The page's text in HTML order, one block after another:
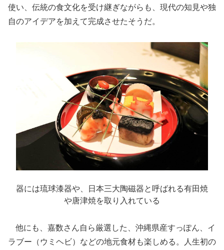
使い、伝統の食文化を受け継ぎながらも、現代の知見や独
自のアイデアを加えて完成させたそうだ。
器には琉球漆器や、日本三大陶磁器と呼ばれる有田焼
や唐津焼を取り入れている
他にも、嘉数さん自ら厳選した、沖縄県産すっぽん、イ
ラブー（ウミヘビ）などの地元食材も楽しめる。人生初の